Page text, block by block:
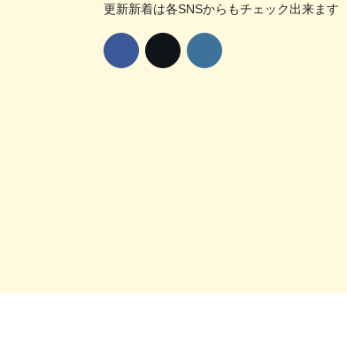
更新新着は各SNSからもチェック出来ます